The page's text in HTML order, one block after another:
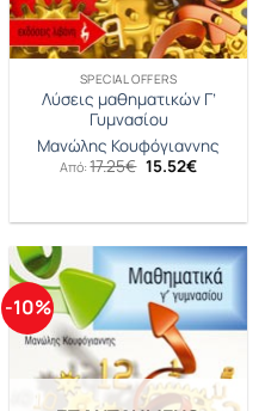
SPECIAL OFFERS
Λύσεις μαθηματικών Γ’
Γυμνασίου
Μανώλης Κουφόγιαννης
Από:17.25€ Original
price
15.52€Η
15.52€.
-10%